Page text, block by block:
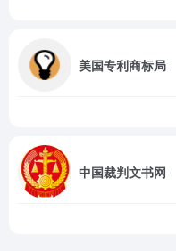
美国专利商标局
中国裁判文书网